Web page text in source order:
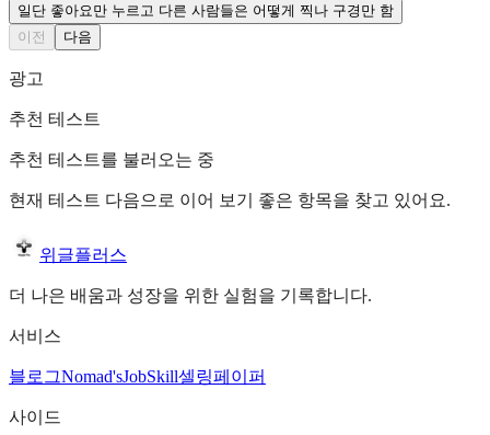
일단 좋아요만 누르고 다른 사람들은 어떻게 찍나 구경만 함
이전
다음
광고
추천 테스트
추천 테스트를 불러오는 중
현재 테스트 다음으로 이어 보기 좋은 항목을 찾고 있어요.
위글플러스
더 나은 배움과 성장을 위한 실험을 기록합니다.
서비스
블로그Nomad'sJobSkill셀링페이퍼
사이드